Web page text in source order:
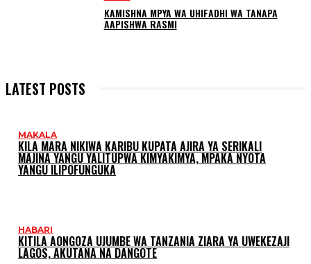
KAMISHNA MPYA WA UHIFADHI WA TANAPA
AAPISHWA RASMI
LATEST POSTS
MAKALA
KILA MARA NIKIWA KARIBU KUPATA AJIRA YA SERIKALI
MAJINA YANGU YALITUPWA KIMYAKIMYA, MPAKA NYOTA
YANGU ILIPOFUNGUKA
HABARI
KITILA AONGOZA UJUMBE WA TANZANIA ZIARA YA UWEKEZAJI
LAGOS, AKUTANA NA DANGOTE